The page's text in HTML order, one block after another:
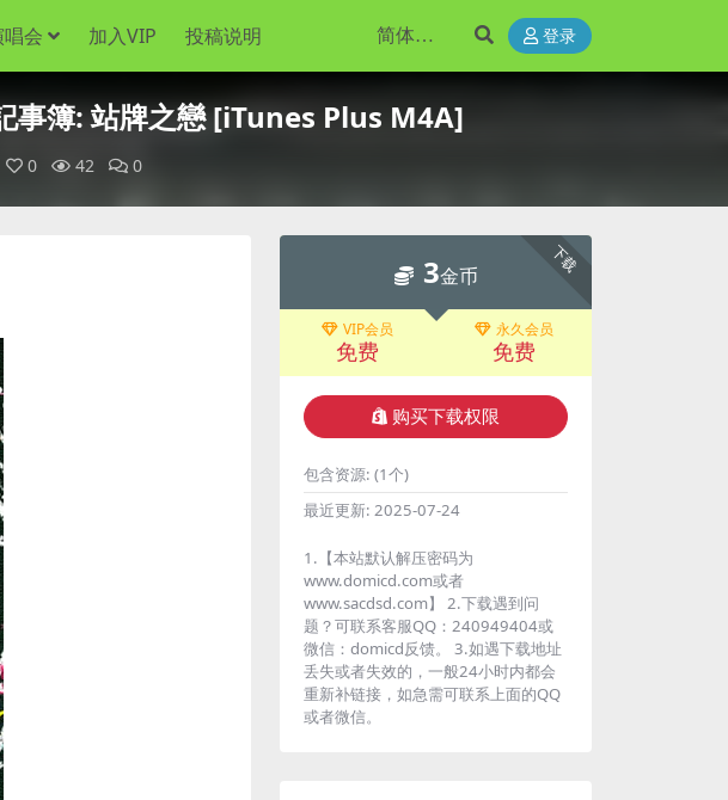
会 加入VIP 投稿说明 登录
簿: 站牌之戀 [iTunes Plus M4A]
0 42 0
下载
3金币
VIP会员
免费
永久会员
免费
购买下载权限
包含资源: (1个)
最近更新: 2025-07-24
1.【本站默认解压密码为
www.domicd.com或者
www.sacdsd.com】 2.下载遇到问
题？可联系客服QQ：240949404或
微信：domicd反馈。 3.如遇下载地址
丢失或者失效的，一般24小时内都会
重新补链接，如急需可联系上面的QQ
或者微信。